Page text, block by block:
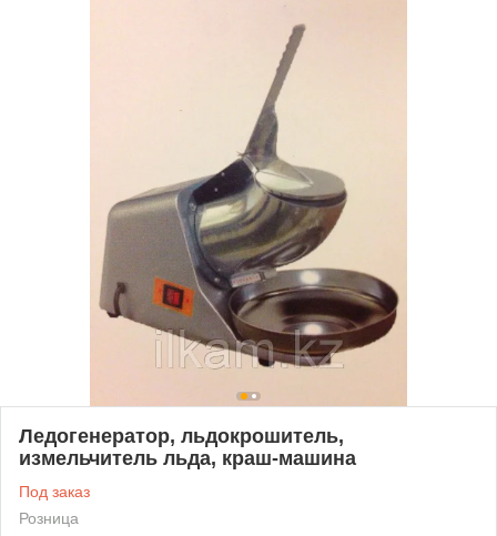
Ледогенератор, льдокрошитель,
измельчитель льда, краш-машина
Под заказ
Розница